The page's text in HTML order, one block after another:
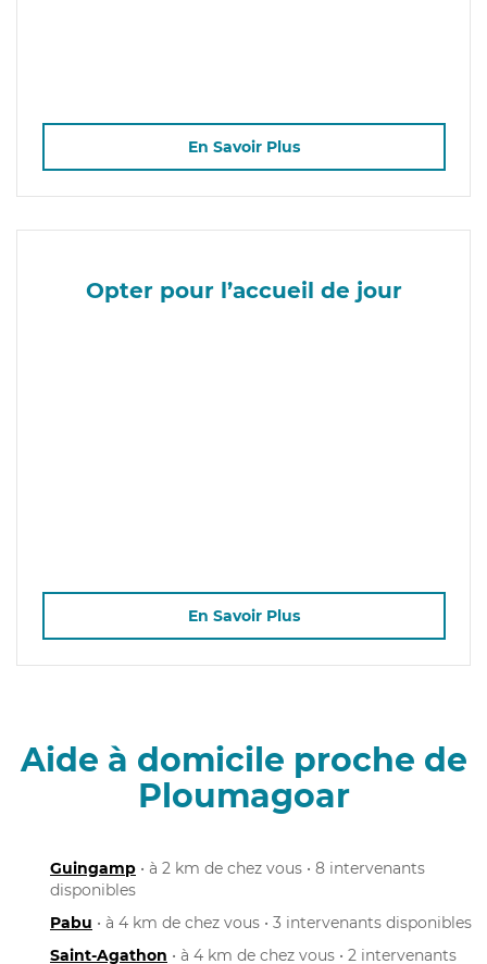
En Savoir Plus
Opter pour l’accueil de jour
En Savoir Plus
Aide à domicile proche de
Ploumagoar
Guingamp • à 2 km de chez vous • 8 intervenants
disponibles
Pabu • à 4 km de chez vous • 3 intervenants disponibles
Saint-Agathon • à 4 km de chez vous • 2 intervenants